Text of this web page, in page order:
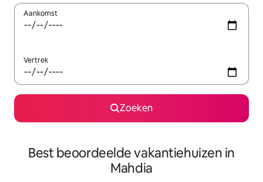
Aankomst
Vertrek
Zoeken
Best beoordeelde vakantiehuizen in
Mahdia